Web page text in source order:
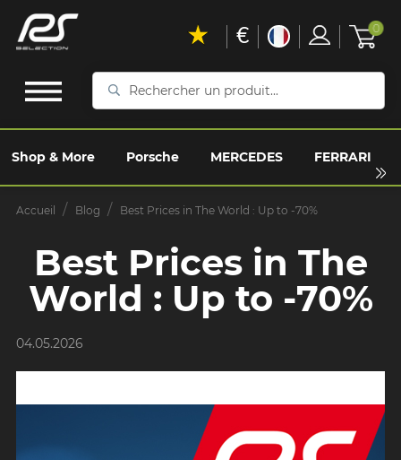
Rechercher
produit...
Shop & More Porsche MERCEDES FERRARI
€ 0
Accueil Blog Best Prices in The World : Up to -70%
Best Prices in The
World : Up to -70%
04.05.2026